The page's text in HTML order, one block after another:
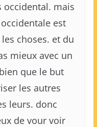
occidental. mais
est
choses. et du
mieux avec un
que le but
les autres
leurs. donc
de vour voir